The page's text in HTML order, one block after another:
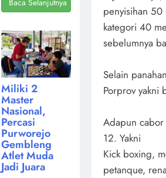
penyisihan 50
kategori 40
sebelumnya
Selain
Porprov yakni
Adapun
12. Yakni
Kick boxing,
petanque,
Miliki 2
Master
Nasional,
Percasi
Purworejo
Gembleng
Atlet Muda
Jadi Juara